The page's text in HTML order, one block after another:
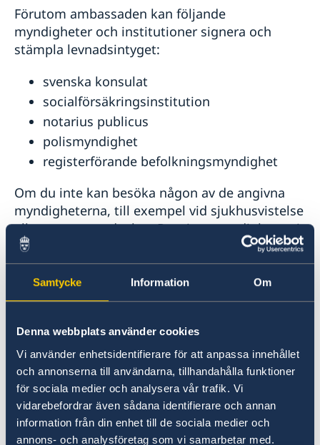
Samtycke Information Om
Denna webbplats använder cookies
Vi använder enhetsidentifierare för att anpassa innehållet
och annonserna till användarna, tillhandahålla funktioner
för sociala medier och analysera vår trafik. Vi
vidarebefordrar även sådana identifierare och annan
information från din enhet till de sociala medier och
annons- och analysföretag som vi samarbetar med.
Förutom ambassaden kan följande
myndigheter och institutioner signera och
stämpla levnadsintyget:
svenska konsulat
socialförsäkringsinstitution
notarius publicus
polismyndighet
registerförande befolkningsmyndighet
Om du inte kan besöka någon av de angivna
myndigheterna, till exempel vid sjukhusvistelse
eller motsvarande, kan Pensionsmyndigheten i
speciella fall godkänna levnadsintyget om det
är intygat av en läkare eller liknande. I övrigt
finns inga undantag från reglerna.
pass.
Du skickar själv ditt stämplade och signerade
levnadsintyg till
Pensionsmyndigheten
även kan läsa mer information.